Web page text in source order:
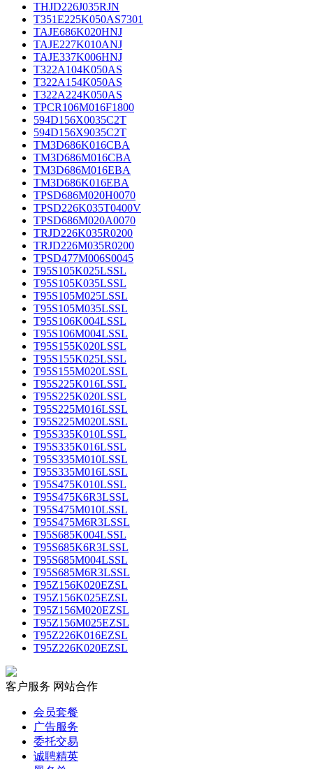
THJD226J035RJN
T351E225K050AS7301
TAJE686K020HNJ
TAJE227K010ANJ
TAJE337K006HNJ
T322A104K050AS
T322A154K050AS
T322A224K050AS
TPCR106M016F1800
594D156X0035C2T
594D156X9035C2T
TM3D686K016CBA
TM3D686M016CBA
TM3D686M016EBA
TM3D686K016EBA
TPSD686M020H0070
TPSD226K035T0400V
TPSD686M020A0070
TRJD226K035R0200
TRJD226M035R0200
TPSD477M006S0045
T95S105K025LSSL
T95S105K035LSSL
T95S105M025LSSL
T95S105M035LSSL
T95S106K004LSSL
T95S106M004LSSL
T95S155K020LSSL
T95S155K025LSSL
T95S155M020LSSL
T95S225K016LSSL
T95S225K020LSSL
T95S225M016LSSL
T95S225M020LSSL
T95S335K010LSSL
T95S335K016LSSL
T95S335M010LSSL
T95S335M016LSSL
T95S475K010LSSL
T95S475K6R3LSSL
T95S475M010LSSL
T95S475M6R3LSSL
T95S685K004LSSL
T95S685K6R3LSSL
T95S685M004LSSL
T95S685M6R3LSSL
T95Z156K020EZSL
T95Z156K025EZSL
T95Z156M020EZSL
T95Z156M025EZSL
T95Z226K016EZSL
T95Z226K020EZSL
客户服务 网站合作
会员套餐
广告服务
委托交易
诚聘精英